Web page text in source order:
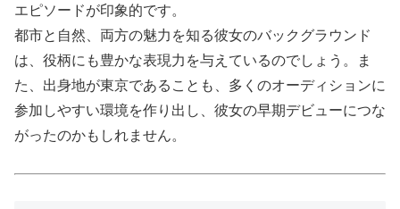
エピソードが印象的です。
都市と自然、両方の魅力を知る彼女のバックグラウンド
は、役柄にも豊かな表現力を与えているのでしょう。ま
た、出身地が東京であることも、多くのオーディションに
参加しやすい環境を作り出し、彼女の早期デビューにつな
がったのかもしれません。